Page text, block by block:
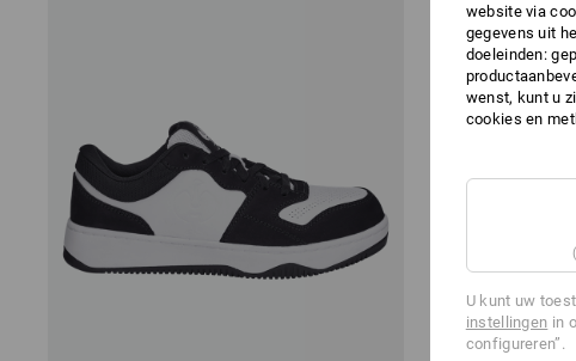
website via
gegevens uit
doeleinden:
wenst, kunt u
cookies en
U kunt uw
instellingen in
configureren”.